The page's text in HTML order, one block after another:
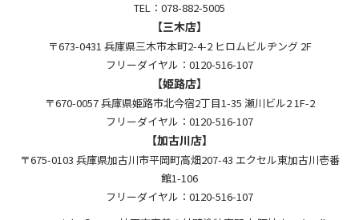
TEL：078-882-5005
【三木店】
〒673-0431 兵庫県三木市本町2-4-2 ヒロムビルヂング 2F
フリーダイヤル：0120-516-107
【姫路店】
〒670-0057 兵庫県姫路市北今宿2丁目1-35 瀬川ビル2 1F-2
フリーダイヤル：0120-516-107
【加古川店】
〒675-0103 兵庫県加古川市平岡町高畑207-43 エクセル東加古川壱番
館1-106
フリーダイヤル：0120-516-107